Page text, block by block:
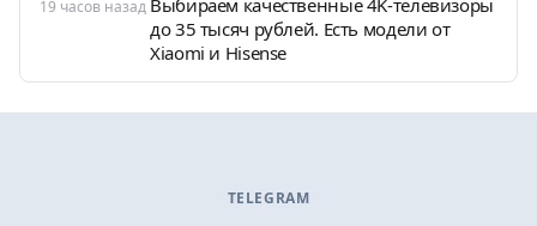
19 часов назад Выбираем качественные 4K-телевизоры
до 35 тысяч рублей. Есть модели от
Xiaomi и Hisense
TELEGRAM